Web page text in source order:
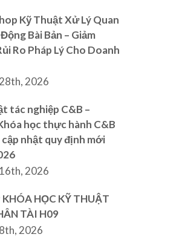
Kỹ Thuật Xử Lý Quan
Bài Bản – Giảm
Ro Pháp Lý Cho Doanh
2026
tác nghiệp C&B –
học thực hành C&B
nhật quy định mới
2026
KHÓA HỌC KỸ THUẬT
TÀI H09
2026